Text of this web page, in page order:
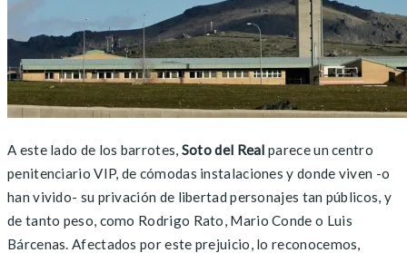
A este lado de los barrotes, Soto del Real parece un centro
penitenciario VIP, de cómodas instalaciones y donde viven -o
han vivido- su privación de libertad personajes tan públicos, y
de tanto peso, como Rodrigo Rato, Mario Conde o Luis
Bárcenas. Afectados por este prejuicio, lo reconocemos,